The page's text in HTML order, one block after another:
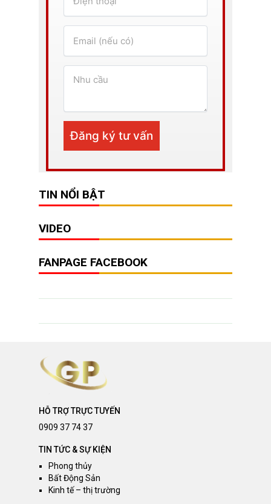
TIN NỔI BẬT
VIDEO
FANPAGE FACEBOOK
HỖ TRỢ TRỰC TUYẾN
0909 37 74 37
TIN TỨC & SỰ KIỆN
Phong thủy
Bất Động Sản
Kinh tế – thị trường